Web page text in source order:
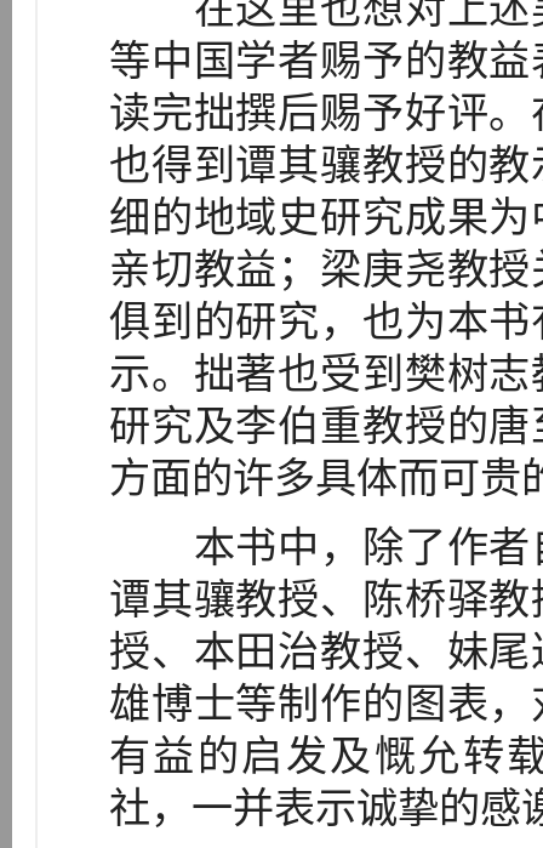
等中国学者赐予的教
读完拙撰后赐予好评
也得到谭其骧教授的
细的地域史研究成果
亲切教益；梁庚尧教
俱到的研究，也为本
示。拙著也受到樊树
研究及李伯重教授的
方面的许多具体而可贵
本书中，除了作者
谭其骧教授、陈桥驿
授、本田治教授、妹
雄博士等制作的图表
有益的启发及慨允转
社，一并表示诚挚的感